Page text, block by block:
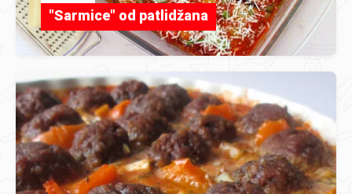
"Sarmice" od patlidžana